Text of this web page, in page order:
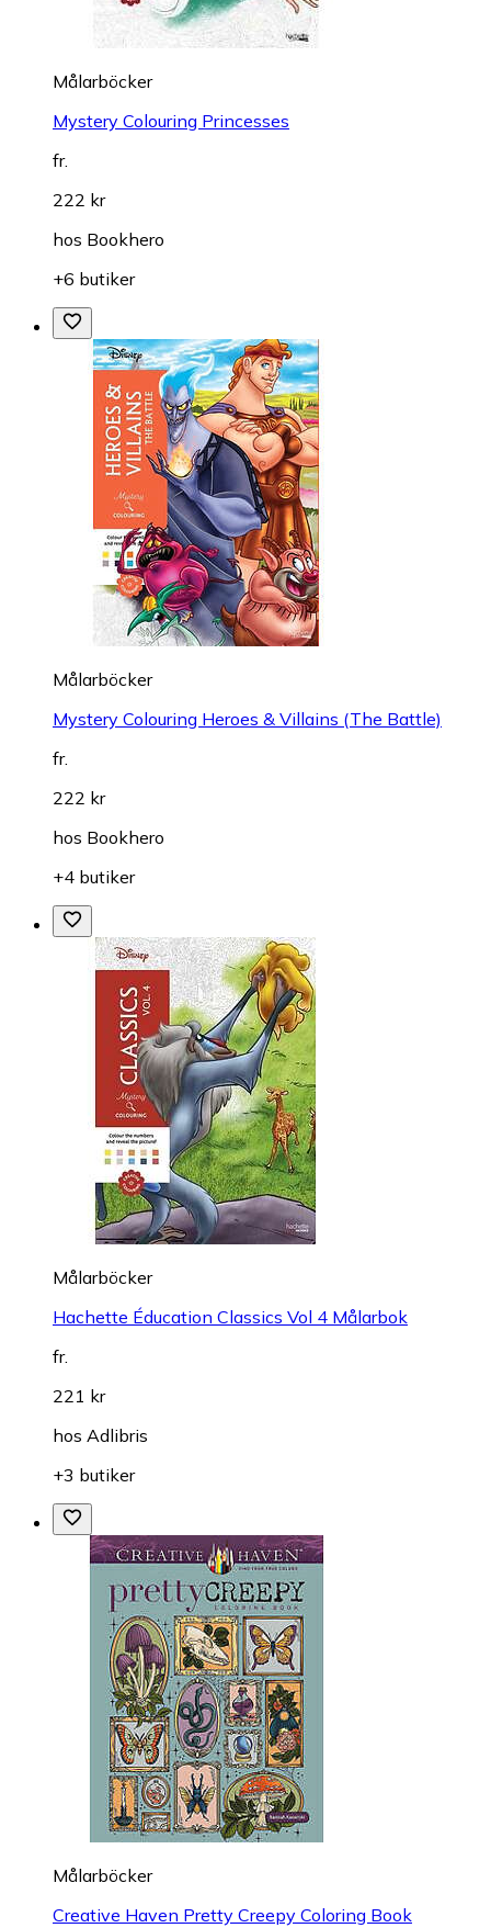
Målarböcker
Mystery Colouring Princesses
fr.
222 kr
hos Bookhero
+6 butiker
Målarböcker
Mystery Colouring Heroes & Villains (The Battle)
fr.
222 kr
hos Bookhero
+4 butiker
Målarböcker
Hachette Éducation Classics Vol 4 Målarbok
fr.
221 kr
hos Adlibris
+3 butiker
Målarböcker
Creative Haven Pretty Creepy Coloring Book